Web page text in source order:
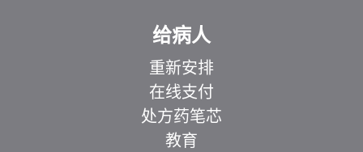
给病人
重新安排
在线支付
处方药笔芯
教育